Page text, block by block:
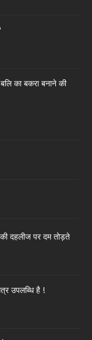
का बकरा बनाने की
दहलीज पर दम तोड़ते
उपलब्धि है !